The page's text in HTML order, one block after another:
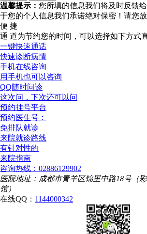
温馨提示： 您所填的信息我们将及时反馈
于您的个人信息我们承诺绝对保密！请您
便 捷
通 道为节约您的时间，可以选择如下方式
一键快速通话
快速诊断病情
手机在线咨询
用手机也可以咨询
QQ随时问诊
这次问，下次还可以问
预约挂号平台
预约医生号：
免排队就诊
来院就诊路线
有针对性的
来院指南
咨询热线：02886129902
医院地址：成都市青羊区锦里中路18号（
馆）
在线QQ： 1144000342